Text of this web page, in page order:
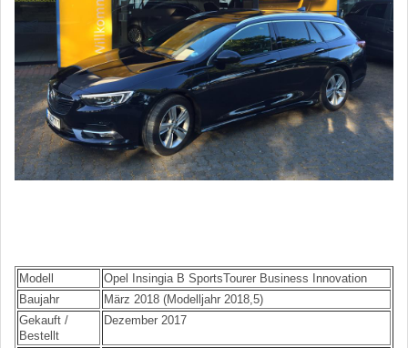
Modell
Opel Insingia B SportsTourer Business Innovation
Baujahr
März 2018 (Modelljahr 2018,5)
Gekauft /
Bestellt
Dezember 2017